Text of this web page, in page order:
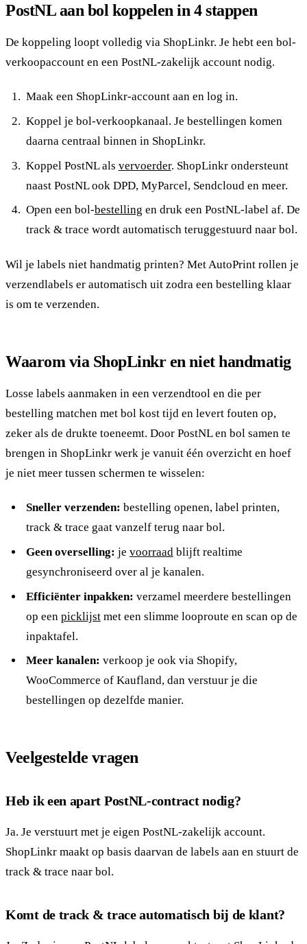
PostNL aan bol koppelen in 4 stappen
De koppeling loopt volledig via ShopLinkr. Je hebt een bol-
verkoopaccount en een PostNL-zakelijk account nodig.
Maak een ShopLinkr-account aan en log in.
Koppel je bol-verkoopkanaal. Je bestellingen komen
daarna centraal binnen in ShopLinkr.
Koppel PostNL als vervoerder. ShopLinkr ondersteunt
naast PostNL ook DPD, MyParcel, Sendcloud en meer.
Open een bol-bestelling en druk een PostNL-label af. De
track & trace wordt automatisch teruggestuurd naar bol.
Wil je labels niet handmatig printen? Met AutoPrint rollen je
verzendlabels er automatisch uit zodra een bestelling klaar
is om te verzenden.
Waarom via ShopLinkr en niet handmatig
Losse labels aanmaken in een verzendtool en die per
bestelling matchen met bol kost tijd en levert fouten op,
zeker als de drukte toeneemt. Door PostNL en bol samen te
brengen in ShopLinkr werk je vanuit één overzicht en hoef
je niet meer tussen schermen te wisselen:
Sneller verzenden: bestelling openen, label printen,
track & trace gaat vanzelf terug naar bol.
Geen overselling: je voorraad blijft realtime
gesynchroniseerd over al je kanalen.
Efficiënter inpakken: verzamel meerdere bestellingen
op een picklijstmet een slimme looproute en scan op de
inpaktafel.
Meer kanalen: verkoop je ook via Shopify,
WooCommerce of Kaufland, dan verstuur je die
bestellingen op dezelfde manier.
Veelgestelde vragen
Heb ik een apart PostNL-contract nodig?
Ja. Je verstuurt met je eigen PostNL-zakelijk account.
ShopLinkr maakt op basis daarvan de labels aan en stuurt de
track & trace naar bol.
Komt de track & trace automatisch bij de klant?